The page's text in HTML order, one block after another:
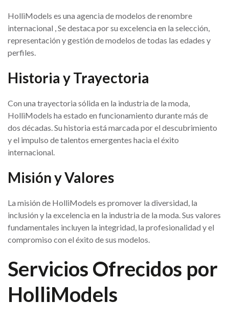
HolliModels es una agencia de modelos de renombre
internacional , Se destaca por su excelencia en la selección,
representación y gestión de modelos de todas las edades y
perfiles.
Historia y Trayectoria
Con una trayectoria sólida en la industria de la moda,
HolliModels ha estado en funcionamiento durante más de
dos décadas. Su historia está marcada por el descubrimiento
y el impulso de talentos emergentes hacia el éxito
internacional.
Misión y Valores
La misión de HolliModels es promover la diversidad, la
inclusión y la excelencia en la industria de la moda. Sus valores
fundamentales incluyen la integridad, la profesionalidad y el
compromiso con el éxito de sus modelos.
Servicios Ofrecidos por
HolliModels